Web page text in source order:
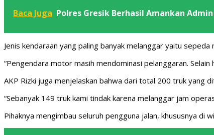
Baca Juga Polres Gresik Berhasil Amankan
Jenis kendaraan yang paling banyak melanggar yaitu
“Pengendara motor masih mendominasi pelanggaran.
AKP Rizki juga menjelaskan bahwa dari total 200 truk yang
“Sebanyak 149 truk kami tindak karena melanggar jam
Pihaknya mengimbau seluruh pengguna jalan, khususnya di